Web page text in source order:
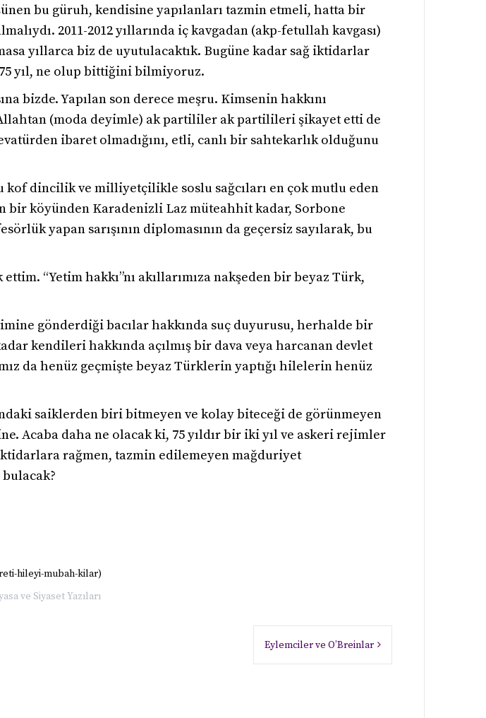
bu güruh, kendisine yapılanları tazmin etmeli, hatta bir
2011-2012 yıllarında iç kavgadan (akp-fetullah kavgası)
yıllarca biz de uyutulacaktık. Bugüne kadar sağ iktidarlar
75 yıl, ne olup bittiğini bilmiyoruz.
bizde. Yapılan son derece meşru. Kimsenin hakkını
(moda deyimle) ak partililer ak partilileri şikayet etti de
ibaret olmadığını, etli, canlı bir sahtekarlık olduğunu
dincilik ve milliyetçilikle soslu sağcıları en çok mutlu eden
bir köyünden Karadenizli Laz müteahhit kadar, Sorbone
yapan sarışının diplomasının da geçersiz sayılarak, bu
“Yetim hakkı”nı akıllarımıza nakşeden bir beyaz Türk,
gönderdiği bacılar hakkında suç duyurusu, herhalde bir
kendileri hakkında açılmış bir dava veya harcanan devlet
da henüz geçmişte beyaz Türklerin yaptığı hilelerin henüz
saiklerden biri bitmeyen ve kolay biteceği de görünmeyen
Acaba daha ne olacak ki, 75 yıldır bir iki yıl ve askeri rejimler
iktidarlara rağmen, tazmin edilemeyen mağduriyet
hileyi-mubah-kilar)
ve Siyaset Yazıları
Eylemciler ve O’Breinlar